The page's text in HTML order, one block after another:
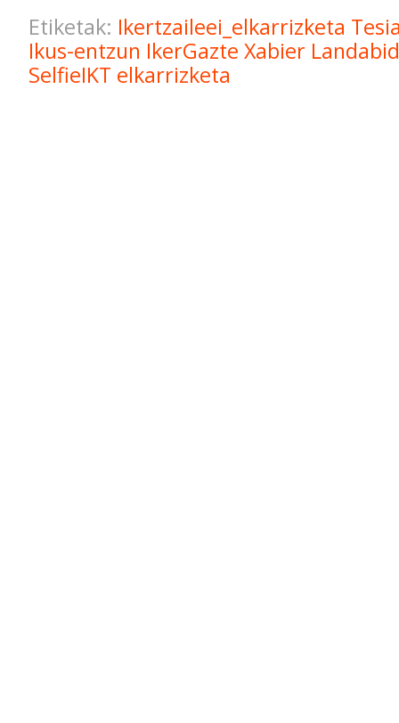
Etiketak: Ikertzaileei_elkarrizketa
Ikus-entzun IkerGazte Xabier
SelfieIKT elkarrizketa